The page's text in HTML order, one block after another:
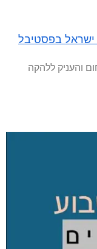
ישראל בפסטיבל
והעניק ללהקה